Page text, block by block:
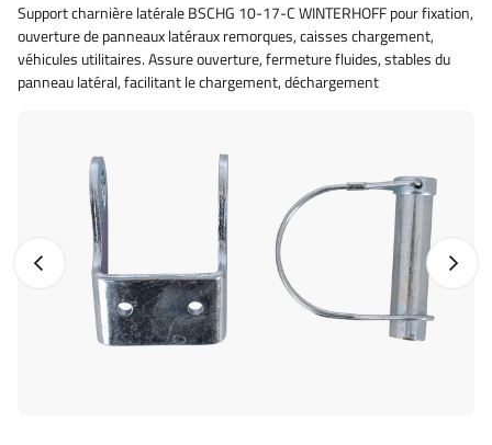
Support charnière latérale BSCHG 10-17-C WINTERHOFF pour fixation,
ouverture de panneaux latéraux remorques, caisses chargement,
véhicules utilitaires. Assure ouverture, fermeture fluides, stables du
panneau latéral, facilitant le chargement, déchargement
Photo précédente Photo